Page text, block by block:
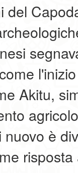
del
Akitu,
è